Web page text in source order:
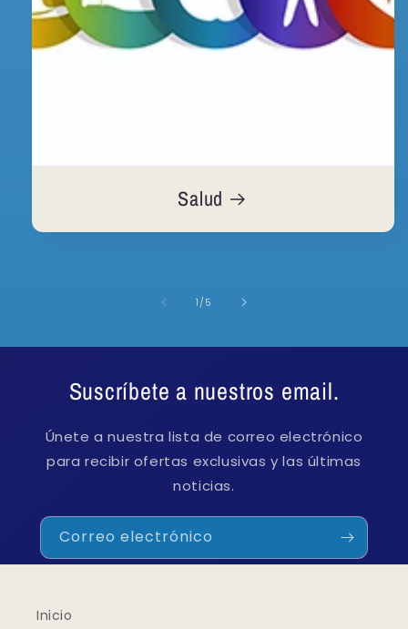
Salud
1 /de
5
Suscríbete a nuestros email.
Únete a nuestra lista de correo electrónico
para recibir ofertas exclusivas y las últimas
noticias.
Correo electrónico
Inicio